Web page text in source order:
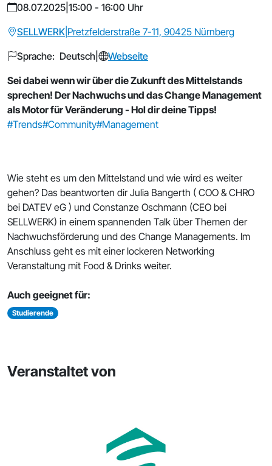
08.07.2025 15:00 - 16:00 Uhr
SELLWERK Pretzfelderstraße 7-11, 90425 Nürnberg
Sprache: Deutsch
Webseite
Sei dabei wenn wir über die Zukunft des Mittelstands
sprechen! Der Nachwuchs und das Change Management
als Motor für Veränderung - Hol dir deine Tipps!
#Trends#Community#Management
Wie steht es um den Mittelstand und wie wird es weiter
gehen? Das beantworten dir Julia Bangerth ( COO & CHRO
bei DATEV eG ) und Constanze Oschmann (CEO bei
SELLWERK) in einem spannenden Talk über Themen der
Nachwuchsförderung und des Change Managements. Im
Anschluss geht es mit einer lockeren Networking
Veranstaltung mit Food & Drinks weiter.
Auch geeignet für:
Studierende
Veranstaltet von